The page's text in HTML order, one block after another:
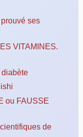
ses
VITAMINES.
ou FAUSSE
de